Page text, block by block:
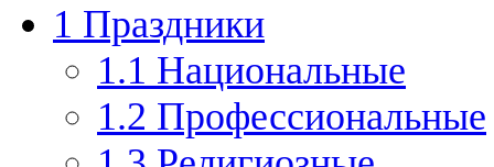
1 Праздники
1.1 Национальные
1.2 Профессиональные